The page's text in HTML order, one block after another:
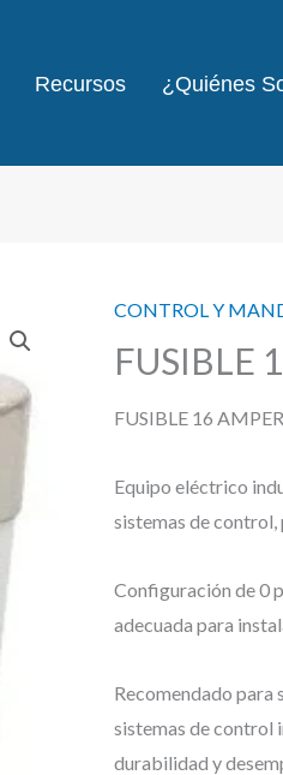
Recursos ¿Quiénes
CONTROL Y
FUSIBLE
FUSIBLE 16
Equipo eléctrico
sistemas de
Configuración de 0
adecuada para
Recomendado para
sistemas de control
durabilidad y